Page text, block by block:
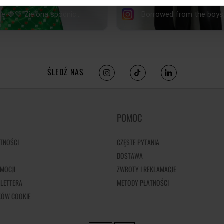
ŚLEDŹ NAS
COOKIE
POMOC
CZĘSTE PYTANIA
DOSTAWA
ZWROTY I REKLAMACJE
METODY PŁATNOŚCI